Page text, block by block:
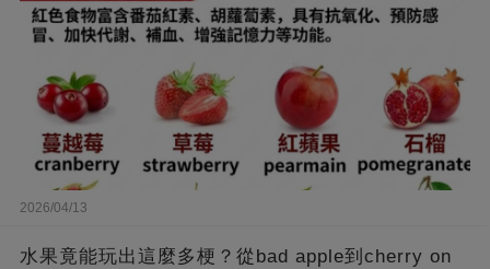
2026/04/13
水果竟能玩出這麼多梗？從bad apple到cherry on